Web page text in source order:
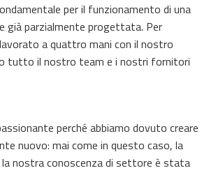
per il funzionamento di una
già parzialmente progettata. Per
a quattro mani con il nostro
tutto il nostro team e i nostri fornitori
perché abbiamo dovuto creare
nuovo: mai come in questo caso, la
nostra conoscenza di settore è stata